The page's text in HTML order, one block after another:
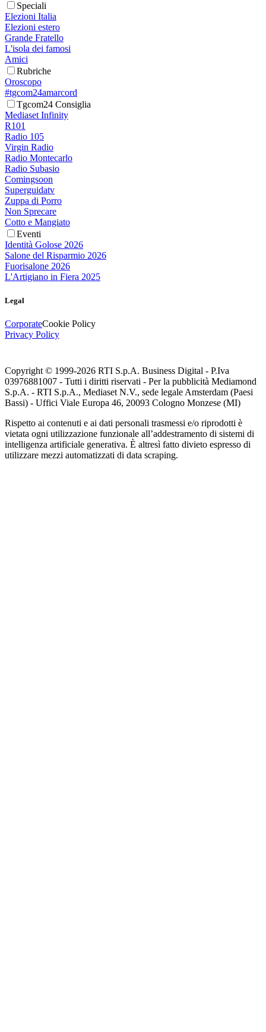
Speciali
Elezioni Italia
Elezioni estero
Grande Fratello
L'isola dei famosi
Amici
Rubriche
Oroscopo
#tgcom24amarcord
Tgcom24 Consiglia
Mediaset Infinity
R101
Radio 105
Virgin Radio
Radio Montecarlo
Radio Subasio
Comingsoon
Superguidatv
Zuppa di Porro
Non Sprecare
Cotto e Mangiato
Eventi
Identità Golose 2026
Salone del Risparmio 2026
Fuorisalone 2026
L'Artigiano in Fiera 2025
Legal
CorporateCookie Policy
Privacy Policy
Copyright © 1999-2026 RTI S.p.A. Business Digital - P.Iva
03976881007 - Tutti i diritti riservati - Per la pubblicità Mediamond
S.p.A. - RTI S.p.A., Mediaset N.V., sede legale Amsterdam (Paesi
Bassi) - Uffici Viale Europa 46, 20093 Cologno Monzese (MI)
Rispetto ai contenuti e ai dati personali trasmessi e/o riprodotti è
vietata ogni utilizzazione funzionale all’addestramento di sistemi di
intelligenza artificiale generativa. È altresì fatto divieto espresso di
utilizzare mezzi automatizzati di data scraping.